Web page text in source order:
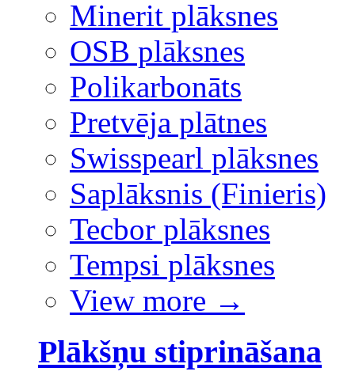
Minerit plāksnes
OSB plāksnes
Polikarbonāts
Pretvēja plātnes
Swisspearl plāksnes
Saplāksnis (Finieris)
Tecbor plāksnes
Tempsi plāksnes
View more →
Plākšņu stiprināšana